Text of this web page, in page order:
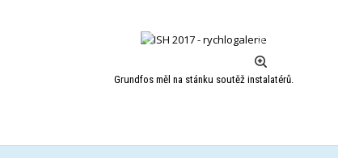
Grundfos měl na stánku soutěž instalatérů.